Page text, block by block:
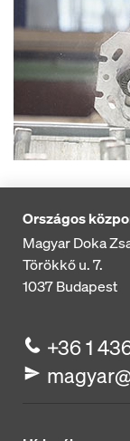
Országos
Magyar Doka
Törökkő u. 7.
1037Budapest
+36 1